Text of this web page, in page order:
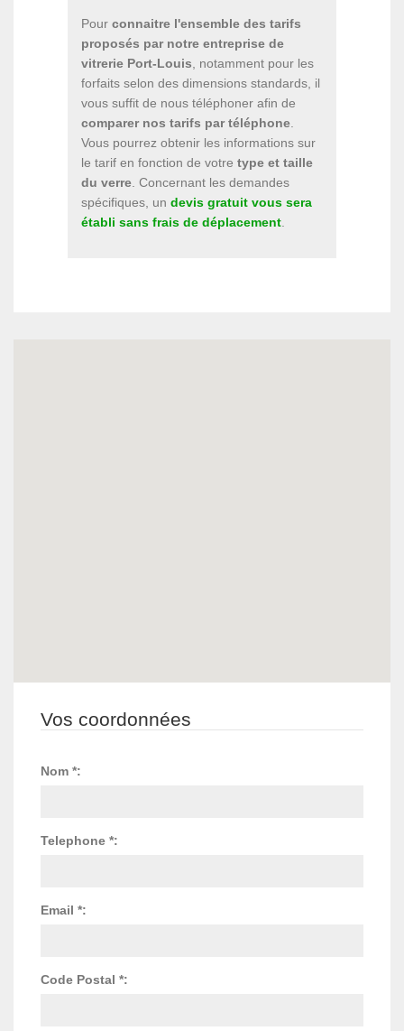
Pour connaitre l'ensemble des tarifs
proposés par notre entreprise de
vitrerie Port-Louis , notamment pour les
forfaits selon des dimensions standards, il
vous suffit de nous téléphoner afin de
comparer nos tarifs par téléphone
Vous pourrez obtenir les informations sur
le tarif en fonction de votre type et taille
du verre . Concernant les demandes
spécifiques, un devis gratuit vous sera
établi sans frais de déplacement
Vos coordonnées
Nom *:
Telephone *:
Email *:
Code Postal *: